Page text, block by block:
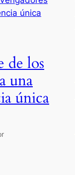
de los
una
única